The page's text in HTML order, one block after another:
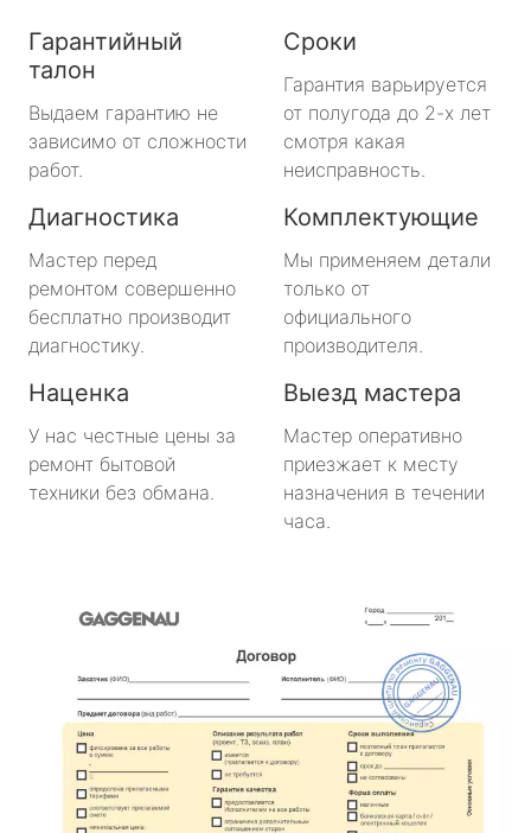
Гарантийный
талон
Выдаем гарантию не
зависимо от сложности
работ.
Сроки
Гарантия варьируется
от полугода до 2-х лет
смотря какая
неисправность.
Диагностика
Мастер перед
ремонтом совершенно
бесплатно производит
диагностику.
Комплектующие
Мы применяем детали
только от
официального
производителя.
Наценка
У нас честные цены за
ремонт бытовой
техники без обмана.
Выезд мастера
Мастер оперативно
приезжает к месту
назначения в течении
часа.